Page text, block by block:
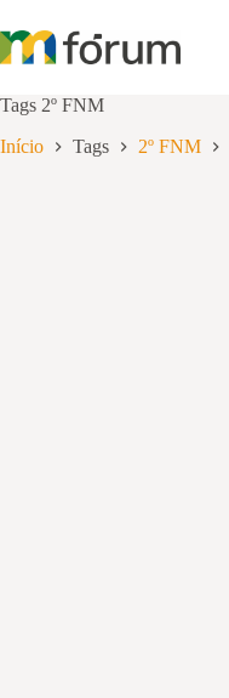
para
o
Tags 2º FNM
Início Tags 2º FNM